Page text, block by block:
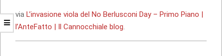
via L’invasione viola del No Berlusconi Day – Primo Piano |
l’AnteFatto | Il Cannocchiale blog.